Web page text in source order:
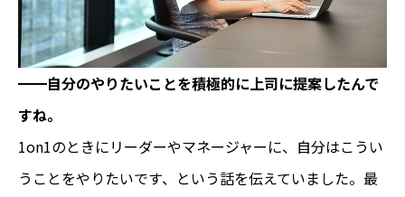
━━自分のやりたいことを積極的に上司に提案したんで
すね。
1on1のときにリーダーやマネージャーに、自分はこうい
うことをやりたいです、という話を伝えていました。最